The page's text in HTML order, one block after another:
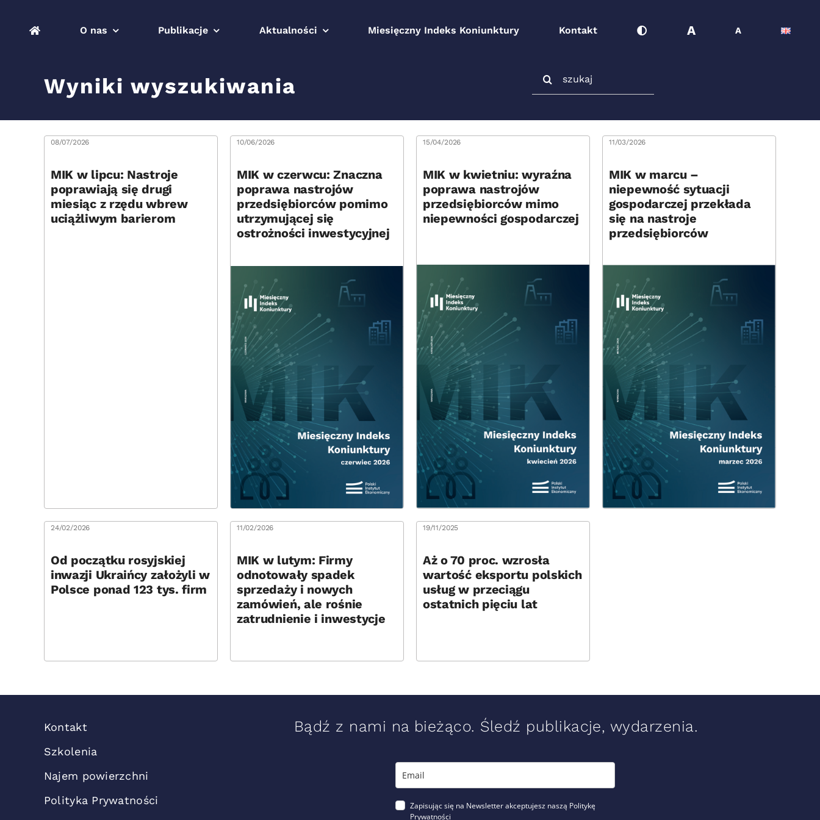
O nas Publikacje Aktualności Miesięczny Indeks Koniunktury Kontakt A A
Wyniki wyszukiwania
08/07/2026
MIK w lipcu: Nastroje
poprawiają się drugi
miesiąc z rzędu wbrew
uciążliwym barierom
10/06/2026
MIK w czerwcu: Znaczna
poprawa nastrojów
przedsiębiorców pomimo
utrzymującej się
ostrożności inwestycyjnej
15/04/2026
MIK w kwietniu: wyraźna
poprawa nastrojów
przedsiębiorców mimo
niepewności gospodarczej
11/03/2026
MIK w marcu –
niepewność sytuacji
gospodarczej przekłada
się na nastroje
przedsiębiorców
24/02/2026
Od początku rosyjskiej
inwazji Ukraińcy założyli w
Polsce ponad 123 tys. firm
11/02/2026
MIK w lutym: Firmy
odnotowały spadek
sprzedaży i nowych
zamówień, ale rośnie
zatrudnienie i inwestycje
19/11/2025
Aż o 70 proc. wzrosła
wartość eksportu polskich
usług w przeciągu
ostatnich pięciu lat
Kontakt
Szkolenia
Najem powierzchni
Polityka Prywatności
Bądź z nami na bieżąco. Śledź publikacje, wydarzenia.
Zapisując się na Newsletter akceptujesz naszą Politykę
Prywatności